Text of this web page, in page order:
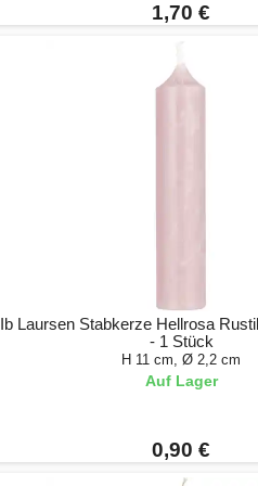
1,70 €
Ib Laursen Stabkerze Hellrosa
- 1 Stück
H 11 cm, Ø 2,2 cm
Auf Lager
0,90 €